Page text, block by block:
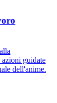
guidate
dell'anime.